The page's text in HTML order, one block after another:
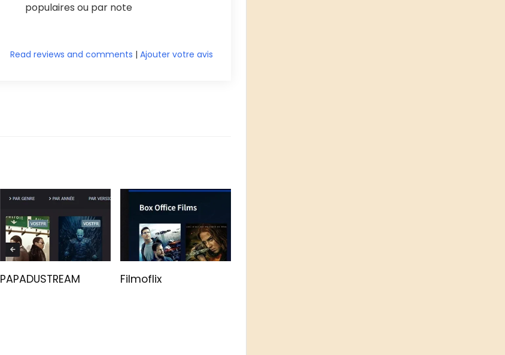
populaires ou par note
Ajouter votre avis
|
Read reviews and comments
PAPADUSTREAM Filmoflix